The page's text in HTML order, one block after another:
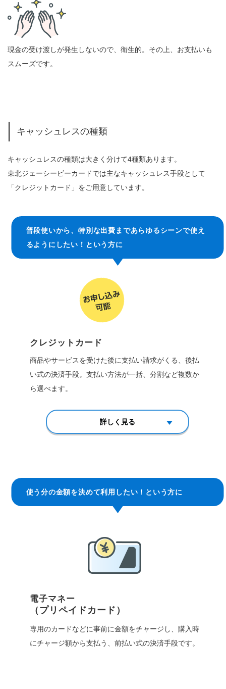
現金の受け渡しが発生しないので、衛生的。その上、お支払いも
スムーズです。
キャッシュレスの種類
キャッシュレスの種類は大きく分けて4種類あります。
東北ジェーシービーカードでは主なキャッシュレス手段として
「クレジットカード」をご用意しています。
普段使いから、特別な出費まであらゆるシーンで使え
るようにしたい！という方に
クレジット カード
商品やサービスを受けた後に支払い請求がくる、後払
い式の決済手段。支払い方法が一括、分割など複数か
ら選べます。
詳しく見る
使う分の金額を決めて利用したい！という方に
電子マネー
（プリペイドカード）
専用のカードなどに事前に金額をチャージし、購入時
にチャージ額から支払う、前払い式の決済手段です。